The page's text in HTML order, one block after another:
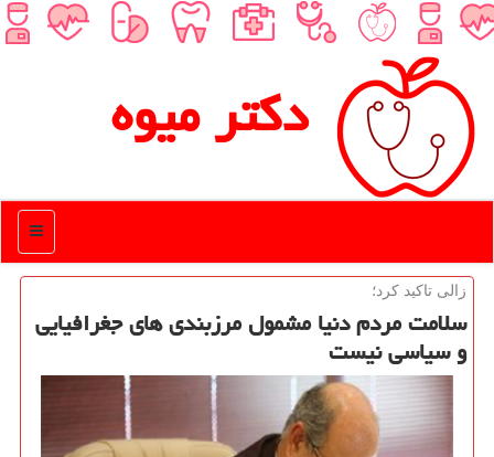
دكتر میوه
منو
زالی تاكید كرد؛
سلامت مردم دنیا مشمول مرزبندی های جغرافیایی
و سیاسی نیست